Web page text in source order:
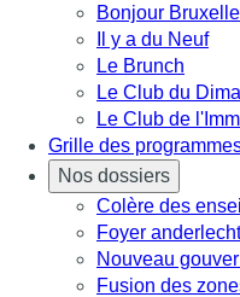
Bonjour
Il y a du Neuf
Le Brunch
Le Club du
Le Club de
Grille des
Nos dossiers
Colère des
Foyer
Nouveau
Fusion des